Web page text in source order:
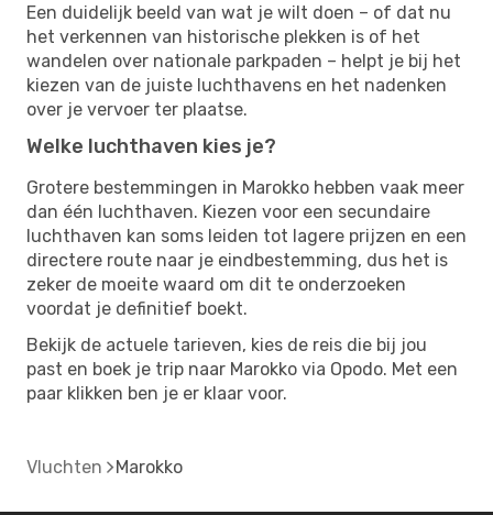
Een duidelijk beeld van wat je wilt doen – of dat nu
het verkennen van historische plekken is of het
wandelen over nationale parkpaden – helpt je bij het
kiezen van de juiste luchthavens en het nadenken
over je vervoer ter plaatse.
Welke luchthaven kies je?
Grotere bestemmingen in Marokko hebben vaak meer
dan één luchthaven. Kiezen voor een secundaire
luchthaven kan soms leiden tot lagere prijzen en een
directere route naar je eindbestemming, dus het is
zeker de moeite waard om dit te onderzoeken
voordat je definitief boekt.
Bekijk de actuele tarieven, kies de reis die bij jou
past en boek je trip naar Marokko via Opodo. Met een
paar klikken ben je er klaar voor.
Vluchten Marokko